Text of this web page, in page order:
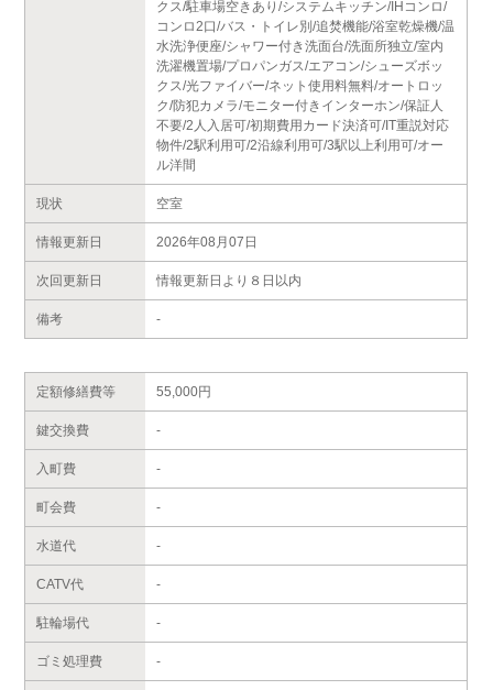
クス/駐車場空きあり/システムキッチン/IHコンロ/
コンロ2口/バス・トイレ別/追焚機能/浴室乾燥機/温
水洗浄便座/シャワー付き洗面台/洗面所独立/室内
洗濯機置場/プロパンガス/エアコン/シューズボッ
クス/光ファイバー/ネット使用料無料/オートロッ
ク/防犯カメラ/モニター付きインターホン/保証人
不要/2人入居可/初期費用カード決済可/IT重説対応
物件/2駅利用可/2沿線利用可/3駅以上利用可/オー
ル洋間
現状 空室
情報更新日 2026年08月07日
次回更新日 情報更新日より８日以内
備考 -
定額修繕費等 55,000円
鍵交換費 -
入町費 -
町会費 -
水道代 -
CATV代 -
駐輪場代 -
ゴミ処理費 -